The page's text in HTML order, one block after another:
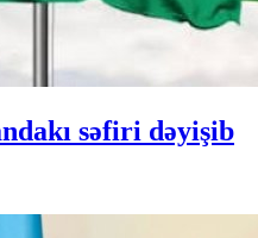
səfiri dəyişib